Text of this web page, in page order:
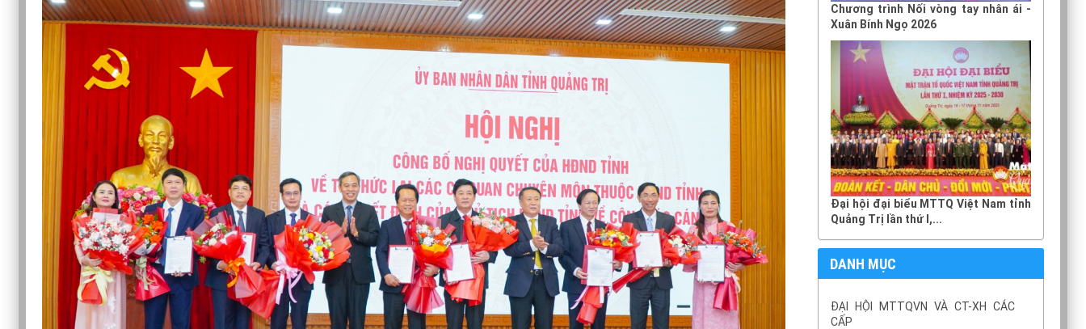
Chương trình Nối vòng tay nhân ái -
Xuân Bính Ngọ 2026
Đại hội đại biểu MTTQ Việt Nam tỉnh
Quảng Trị lần thứ I,...
DANH MỤC
ĐẠI HỘI MTTQVN VÀ CT-XH CÁC
CẤP